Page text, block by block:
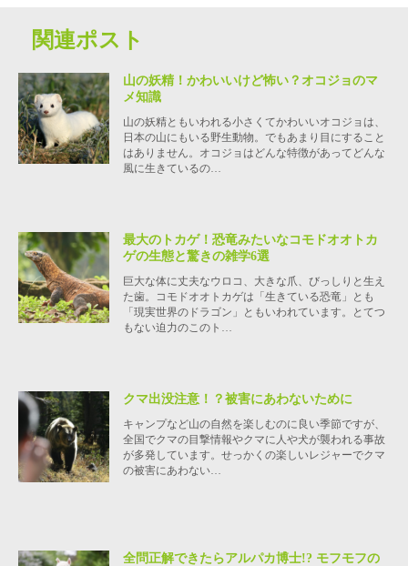
関連ポスト
山の妖精！かわいいけど怖い？オコジョのマ
メ知識
山の妖精ともいわれる小さくてかわいいオコジョは、
日本の山にもいる野生動物。でもあまり目にすること
はありません。オコジョはどんな特徴があってどんな
風に生きているの…
最大のトカゲ！恐竜みたいなコモドオオトカ
ゲの生態と驚きの雑学6選
巨大な体に丈夫なウロコ、大きな爪、びっしりと生え
た歯。コモドオオトカゲは「生きている恐竜」とも
「現実世界のドラゴン」ともいわれています。とてつ
もない迫力のこのト…
クマ出没注意！？被害にあわないために
キャンプなど山の自然を楽しむのに良い季節ですが、
全国でクマの目撃情報やクマに人や犬が襲われる事故
が多発しています。せっかくの楽しいレジャーでクマ
の被害にあわない…
全問正解できたらアルパカ博士!? モフモフの